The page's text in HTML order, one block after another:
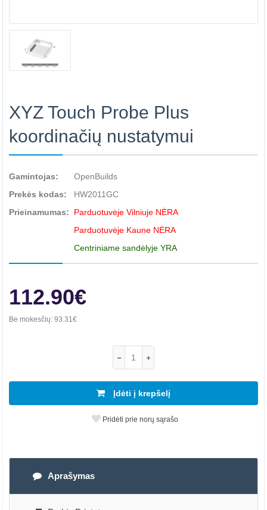
XYZ Touch Probe Plus
koordinačių nustatymui
Gamintojas:
OpenBuilds
Prekės kodas:
HW2011GC
Prieinamumas:
Parduotuvėje Vilniuje NĖRA
Parduotuvėje Kaune NĖRA
Centriniame sandėlyje YRA
112.90€
Be mokesčių: 93.31€
Įdėti į krepšelį
Pridėti prie norų sąrašo
Aprašymas